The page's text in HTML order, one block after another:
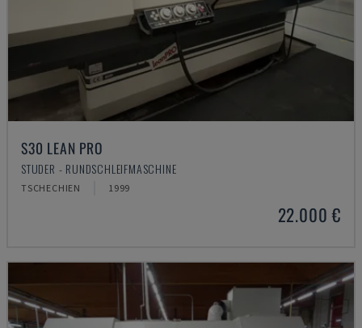
S30 LEAN PRO
STUDER - RUNDSCHLEIFMASCHINE
TSCHECHIEN 1999
22.000 €